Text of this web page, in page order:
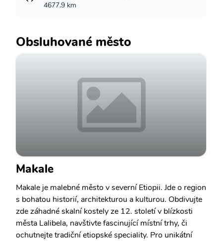
4677.9 km
Obsluhované město
Makale
Makale je malebné město v severní Etiopii. Jde o region
s bohatou historií, architekturou a kulturou. Obdivujte
zde záhadné skalní kostely ze 12. století v blízkosti
města Lalibela, navštivte fascinující místní trhy, či
ochutnejte tradiční etiopské speciality. Pro unikátní